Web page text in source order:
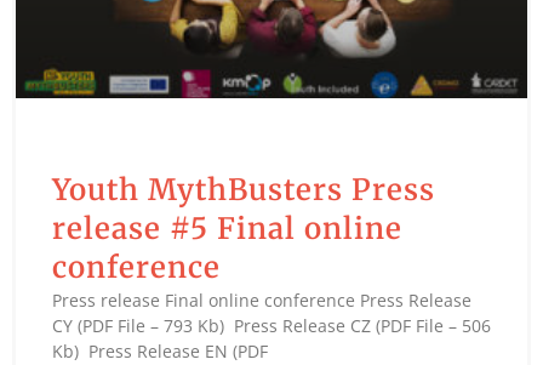
Youth MythBusters Press
release #5 Final online
conference
Press release Final online conference Press Release
CY (PDF File – 793 Kb) Press Release CZ (PDF File – 506
Kb) Press Release EN (PDF